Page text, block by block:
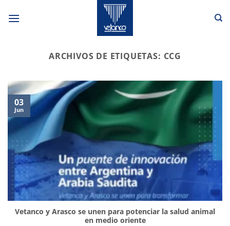
ARCHIVOS DE ETIQUETAS: CCG
Vetanco y Arasco se unen para potenciar la salud animal
en medio oriente
03
Jun